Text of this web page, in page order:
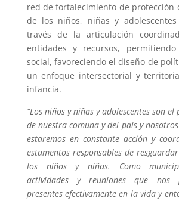
red de fortalecimiento de protección
de los niños, niñas y
través de la articulación
entidades y recursos,
social, favoreciendo el diseño de
un enfoque intersectorial y
infancia.
“Los niños y niñas y adolescentes son
de nuestra comuna y del país y
estaremos en constante acción y
estamentos responsables de
los niños y niñas. Como
actividades y reuniones que nos
presentes efectivamente en la vida y